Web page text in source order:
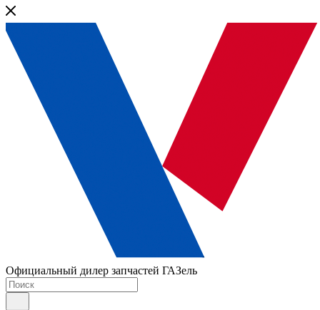
Официальный дилер запчастей ГАЗель